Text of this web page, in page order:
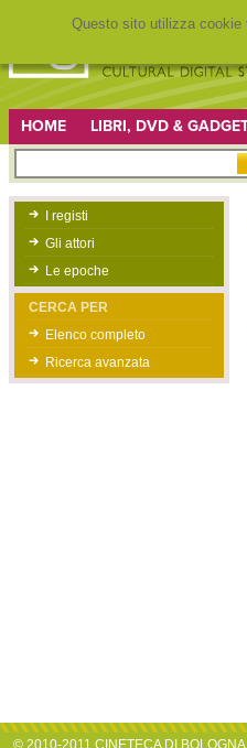
Questo sito utilizza cookie
HOME LIBRI, DVD &
I registi
Gli attori
Le epoche
CERCA PER
Elenco completo
Ricerca avanzata
© 2010-2011 CINETECA DI BOLOGNA